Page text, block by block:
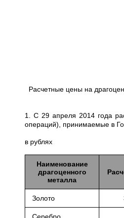
Расчетные цены на
1. С 29 апреля 2014 года
операций), принимаемые в
в рублях
Наименование
драгоценного
металла
Золото